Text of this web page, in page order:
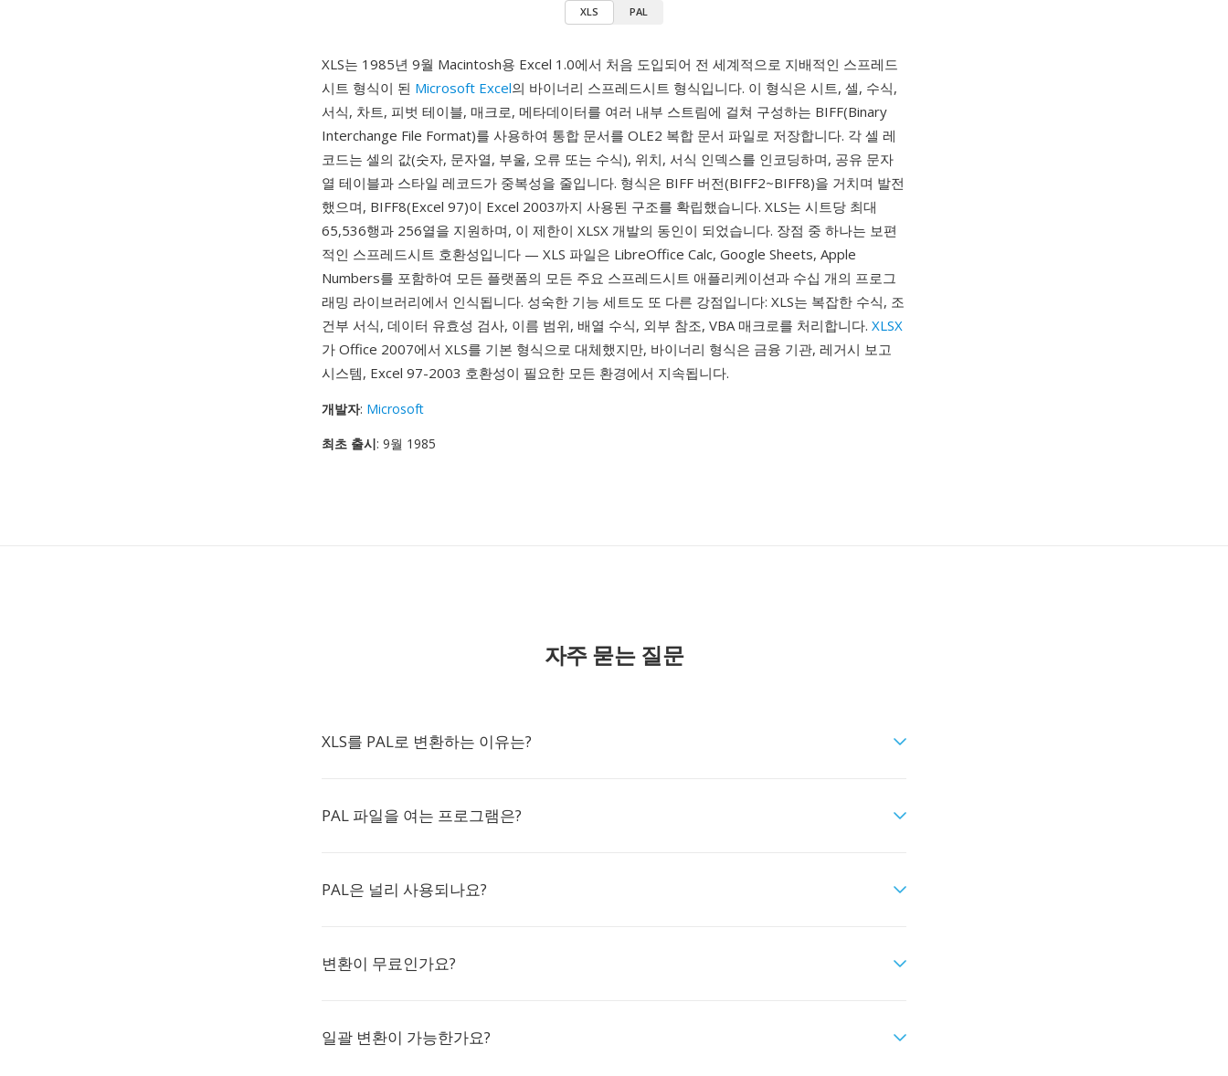
XLS PAL
XLS는 1985년 9월 Macintosh용 Excel 1.0에서 처음 도입되어 전 세계적으로 지배적인 스프레드
시트 형식이 된 Microsoft Excel의 바이너리 스프레드시트 형식입니다. 이 형식은 시트, 셀, 수식,
서식, 차트, 피벗 테이블, 매크로, 메타데이터를 여러 내부 스트림에 걸쳐 구성하는 BIFF(Binary
Interchange File Format)를 사용하여 통합 문서를 OLE2 복합 문서 파일로 저장합니다. 각 셀 레
코드는 셀의 값(숫자, 문자열, 부울, 오류 또는 수식), 위치, 서식 인덱스를 인코딩하며, 공유 문자
열 테이블과 스타일 레코드가 중복성을 줄입니다. 형식은 BIFF 버전(BIFF2~BIFF8)을 거치며 발전
했으며, BIFF8(Excel 97)이 Excel 2003까지 사용된 구조를 확립했습니다. XLS는 시트당 최대
65,536행과 256열을 지원하며, 이 제한이 XLSX 개발의 동인이 되었습니다. 장점 중 하나는 보편
적인 스프레드시트 호환성입니다 — XLS 파일은 LibreOffice Calc, Google Sheets, Apple
Numbers를 포함하여 모든 플랫폼의 모든 주요 스프레드시트 애플리케이션과 수십 개의 프로그
래밍 라이브러리에서 인식됩니다. 성숙한 기능 세트도 또 다른 강점입니다: XLS는 복잡한 수식, 조
건부 서식, 데이터 유효성 검사, 이름 범위, 배열 수식, 외부 참조, VBA 매크로를 처리합니다. XLSX
가 Office 2007에서 XLS를 기본 형식으로 대체했지만, 바이너리 형식은 금융 기관, 레거시 보고
시스템, Excel 97-2003 호환성이 필요한 모든 환경에서 지속됩니다.
개발자: Microsoft
최초 출시: 9월 1985
자주 묻는 질문
XLS를 PAL로 변환하는 이유는?
PAL 파일을 여는 프로그램은?
PAL은 널리 사용되나요?
변환이 무료인가요?
일괄 변환이 가능한가요?